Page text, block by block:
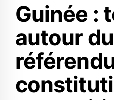
Guinée :
autour du